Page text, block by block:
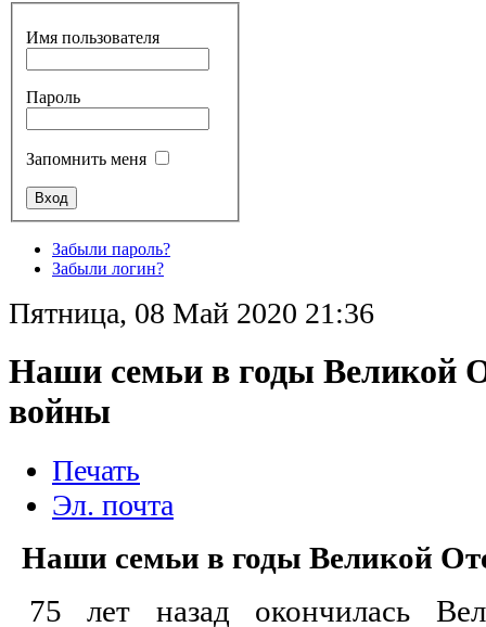
Имя пользователя
Пароль
Запомнить меня
Забыли пароль?
Забыли логин?
Пятница, 08 Май 2020 21:36
Наши семьи в годы Великой
войны
Печать
Эл. почта
Наши семьи в годы Великой
75 лет назад окончилась